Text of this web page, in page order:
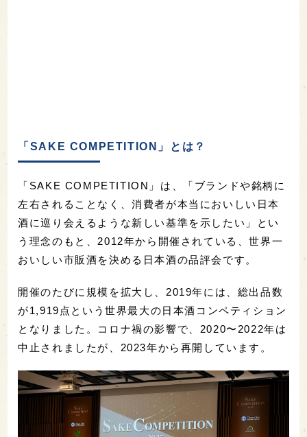
「SAKE COMPETITION」とは？
「SAKE COMPETITION」は、「ブランドや銘柄に
左右されることなく、消費者が本当においしい日本
酒に巡り会えるような新しい基準を示したい」とい
う理念のもと、2012年から開催されている、世界一
おいしい市販酒を決める日本酒の品評会です。
開催のたびに規模を拡大し、2019年には、総出品数
が1,919点という世界最大の日本酒コンペティション
となりました。コロナ禍の影響で、2020〜2022年は
中止されましたが、2023年から再開しています。